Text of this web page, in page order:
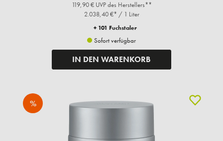
119,90 € UVP des Herstellers**
2.038,40 €* / 1 Liter
+ 101 Fuchstaler
Sofort verfügbar
IN DEN WARENKORB
%